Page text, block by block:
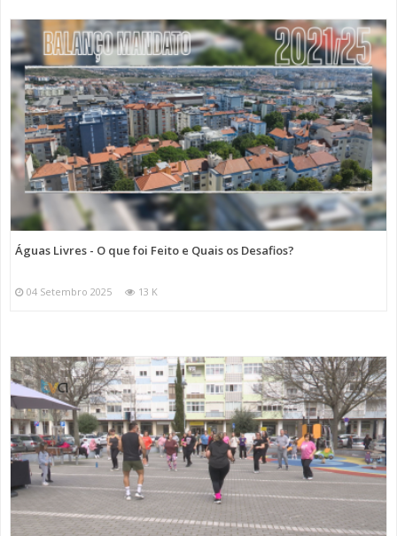
Águas Livres - O que foi Feito e Quais os Desafios?
04 Setembro 2025 13 K